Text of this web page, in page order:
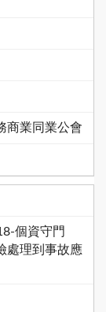
商業同業公會
個資守門
處理到事故應